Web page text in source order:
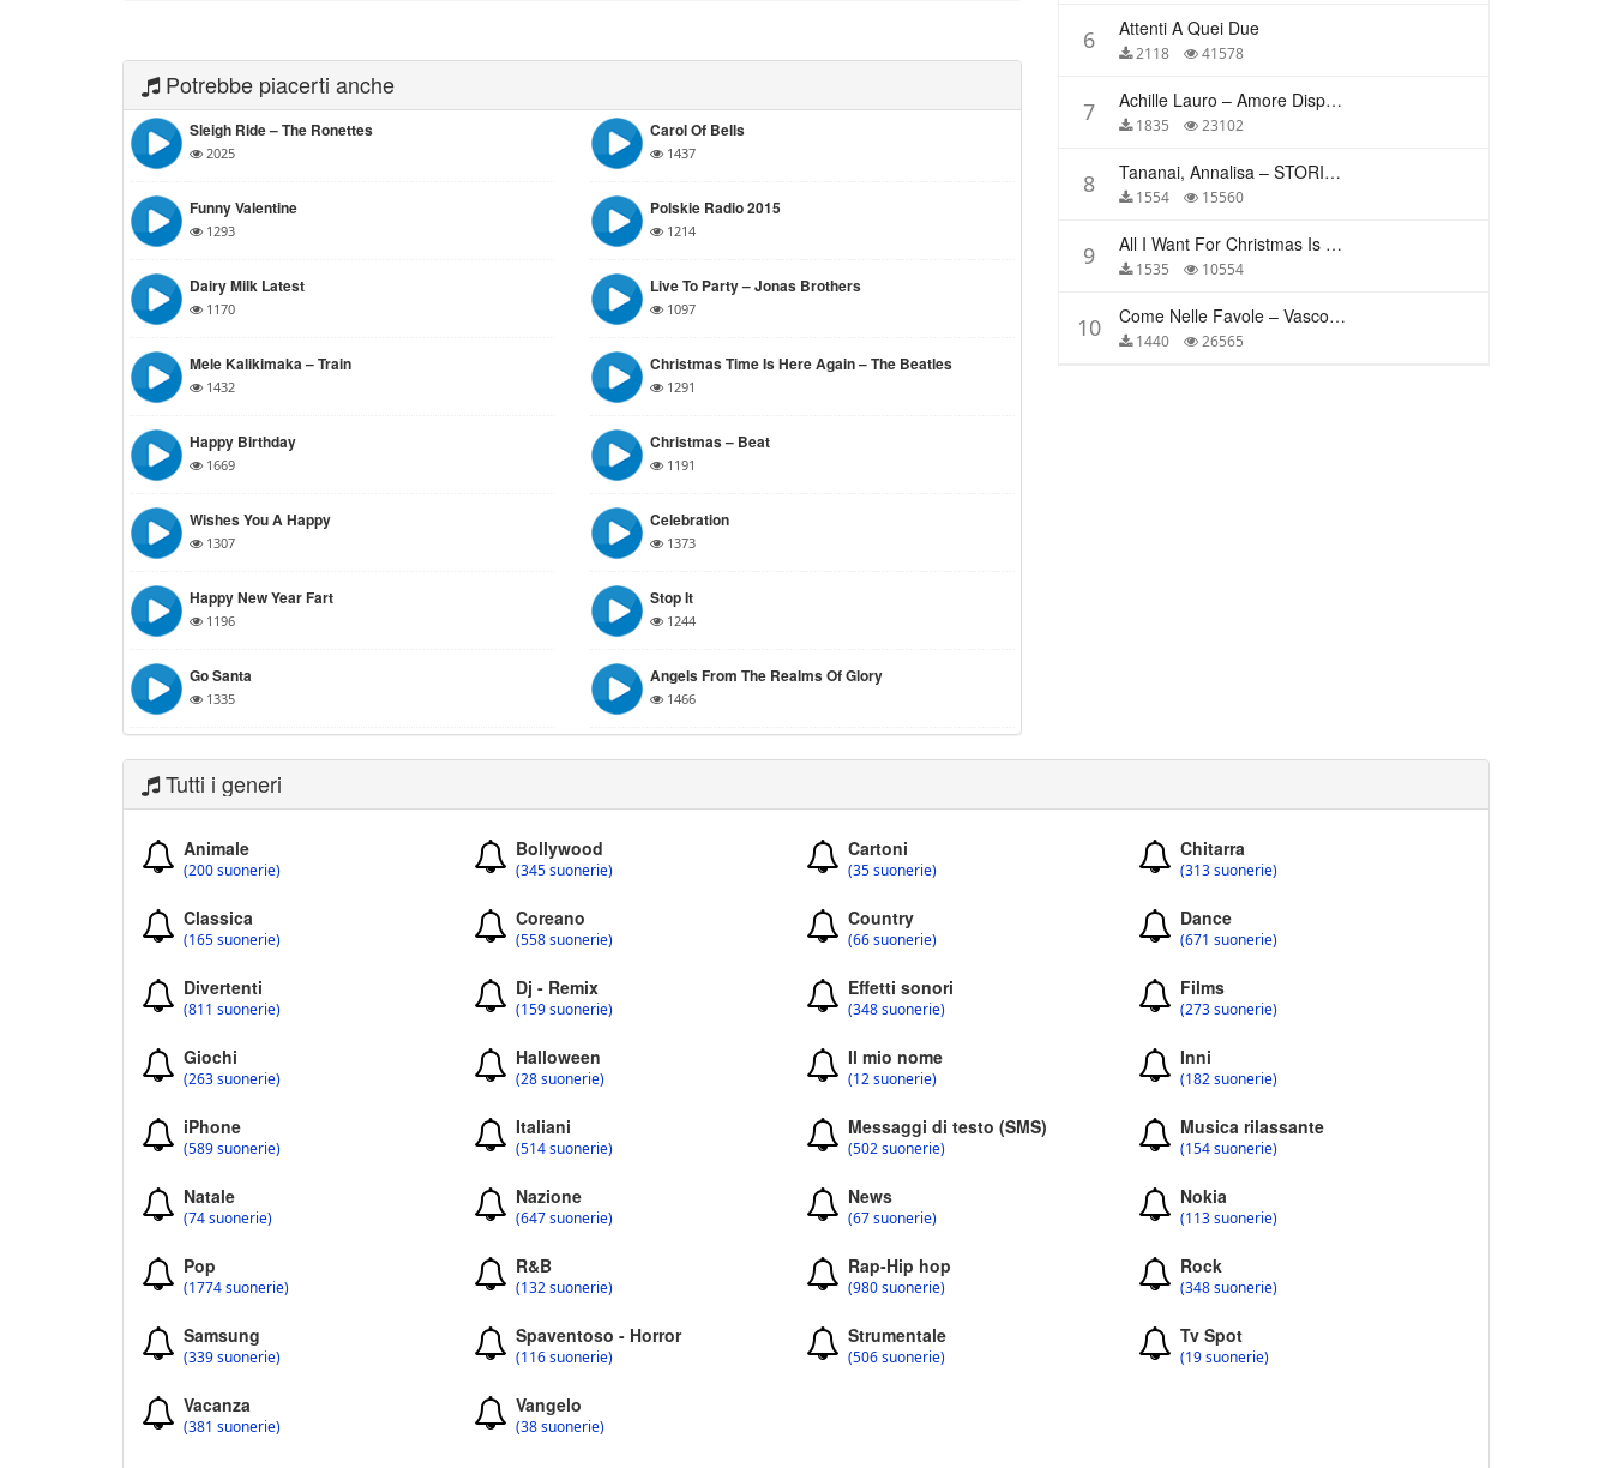
Potrebbe piacerti anche
Sleigh Ride – The Ronettes
2025
Carol Of Bells
1437
Funny Valentine
1293
Polskie Radio 2015
1214
Dairy Milk Latest
1170
Live To Party – Jonas Brothers
1097
Mele Kalikimaka – Train
1432
Christmas Time Is Here Again – The Beatles
1291
Happy Birthday
1669
Christmas – Beat
1191
Wishes You A Happy
1307
Celebration
1373
Happy New Year Fart
1196
Stop It
1244
Go Santa
1335
Angels From The Realms Of Glory
1466
6 Attenti A Quei Due
2118 41578
7 Achille Lauro – Amore Disperato
1835 23102
8 Tananai, Annalisa – STORIE BREVI
1554 15560
9 All I Want For Christmas Is You – Mariah Carey
1535 10554
10 Come Nelle Favole – Vasco Rossi
1440 26565
Tutti i generi
Animale
(200 suonerie)
Bollywood
(345 suonerie)
Cartoni
(35 suonerie)
Chitarra
(313 suonerie)
Classica
(165 suonerie)
Coreano
(558 suonerie)
Country
(66 suonerie)
Dance
(671 suonerie)
Divertenti
(811 suonerie)
Dj - Remix
(159 suonerie)
Effetti sonori
(348 suonerie)
Films
(273 suonerie)
Giochi
(263 suonerie)
Halloween
(28 suonerie)
Il mio nome
(12 suonerie)
Inni
(182 suonerie)
iPhone
(589 suonerie)
Italiani
(514 suonerie)
Messaggi di testo (SMS)
(502 suonerie)
Musica rilassante
(154 suonerie)
Natale
(74 suonerie)
Nazione
(647 suonerie)
News
(67 suonerie)
Nokia
(113 suonerie)
Pop
(1774 suonerie)
R&B
(132 suonerie)
Rap-Hip hop
(980 suonerie)
Rock
(348 suonerie)
Samsung
(339 suonerie)
Spaventoso - Horror
(116 suonerie)
Strumentale
(506 suonerie)
Tv Spot
(19 suonerie)
Vacanza
(381 suonerie)
Vangelo
(38 suonerie)